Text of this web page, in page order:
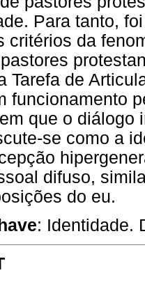
Para tanto,
critérios da
Tarefa de
funcionamento
que o diálogo
se como a
difuso,
do eu.
: Identidade.